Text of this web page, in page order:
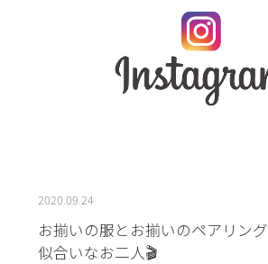
2020.09.24
お揃いの服とお揃いのペアリン
似合いなお二人🎬